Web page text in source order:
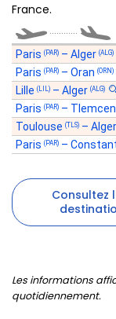
France.
Paris (PAR) – Alger (ALG)
Paris (PAR) – Oran (ORN)
Lille (LIL) – Alger (ALG)
Paris (PAR) – Tlemcen
Toulouse (TLS) – Alger
Paris (PAR) –
Consultez
Les informations
quotidiennement.